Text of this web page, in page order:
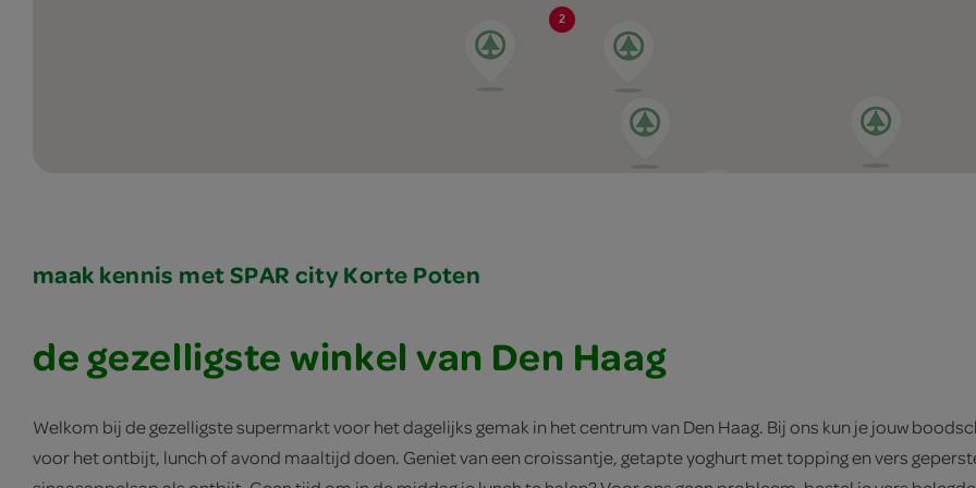
2
maak kennis met SPAR city Korte Poten
de gezelligste winkel van Den Haag
Welkom bij de gezelligste supermarkt voor het dagelijks gemak in het centrum van Den Haag. Bij ons kun je jouw
voor het ontbijt, lunch of avond maaltijd doen. Geniet van een croissantje, getapte yoghurt met topping en vers